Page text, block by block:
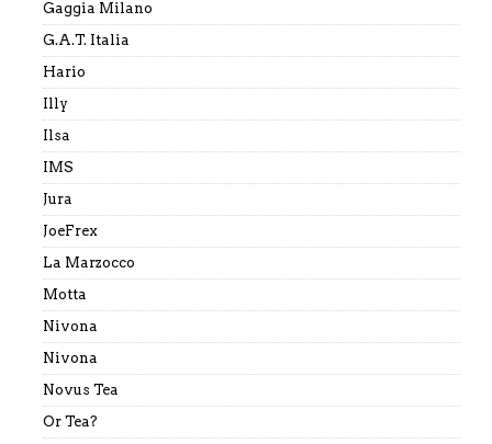
Gaggia Milano
G.A.T. Italia
Hario
Illy
Ilsa
IMS
Jura
JoeFrex
La Marzocco
Motta
Nivona
Nivona
Novus Tea
Or Tea?